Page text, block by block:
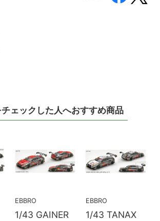
ェックした人へおすすめ商品
EBBRO
1/43 GAINER
EBBRO
1/43 TANAX